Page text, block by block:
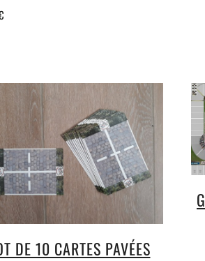
DE 10 CARTES PAVÉES